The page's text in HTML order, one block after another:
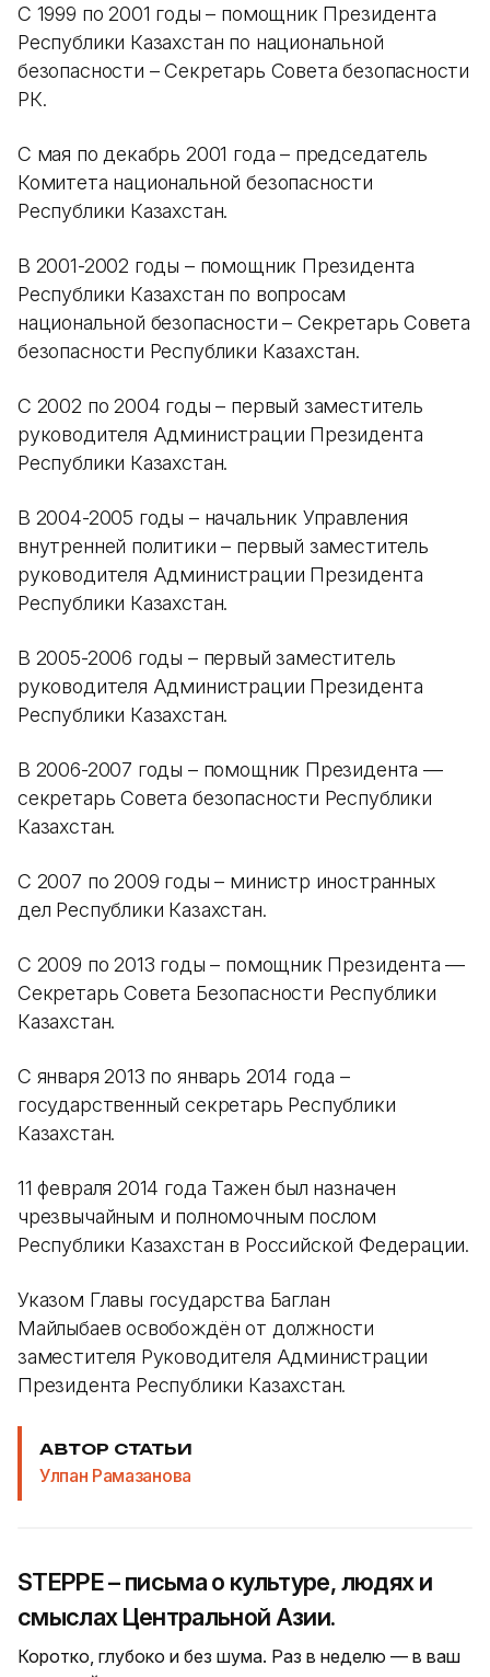
С 1999 по 2001 годы – помощник Президента
Республики Казахстан по национальной
безопасности – Секретарь Совета безопасности
РК.
С мая по декабрь 2001 года – председатель
Комитета национальной безопасности
Республики Казахстан.
В 2001-2002 годы – помощник Президента
Республики Казахстан по вопросам
национальной безопасности – Секретарь Совета
безопасности Республики Казахстан.
С 2002 по 2004 годы – первый заместитель
руководителя Администрации Президента
Республики Казахстан.
В 2004-2005 годы – начальник Управления
внутренней политики – первый заместитель
руководителя Администрации Президента
Республики Казахстан.
В 2005-2006 годы – первый заместитель
руководителя Администрации Президента
Республики Казахстан.
В 2006-2007 годы – помощник Президента —
секретарь Совета безопасности Республики
Казахстан.
С 2007 по 2009 годы – министр иностранных
дел Республики Казахстан.
С 2009 по 2013 годы – помощник Президента —
Секретарь Совета Безопасности Республики
Казахстан.
С января 2013 по январь 2014 года –
государственный секретарь Республики
Казахстан.
11 февраля 2014 года Тажен был назначен
чрезвычайным и полномочным послом
Республики Казахстан в Российской Федерации.
Указом Главы государства Баглан
Майлыбаев освобождён от должности
заместителя Руководителя Администрации
Президента Республики Казахстан.
АВТОР СТАТЬИ
Улпан Рамазанова
STEPPE – письма о культуре, людях и
смыслах Центральной Азии.
Коротко, глубоко и без шума. Раз в неделю — в ваш